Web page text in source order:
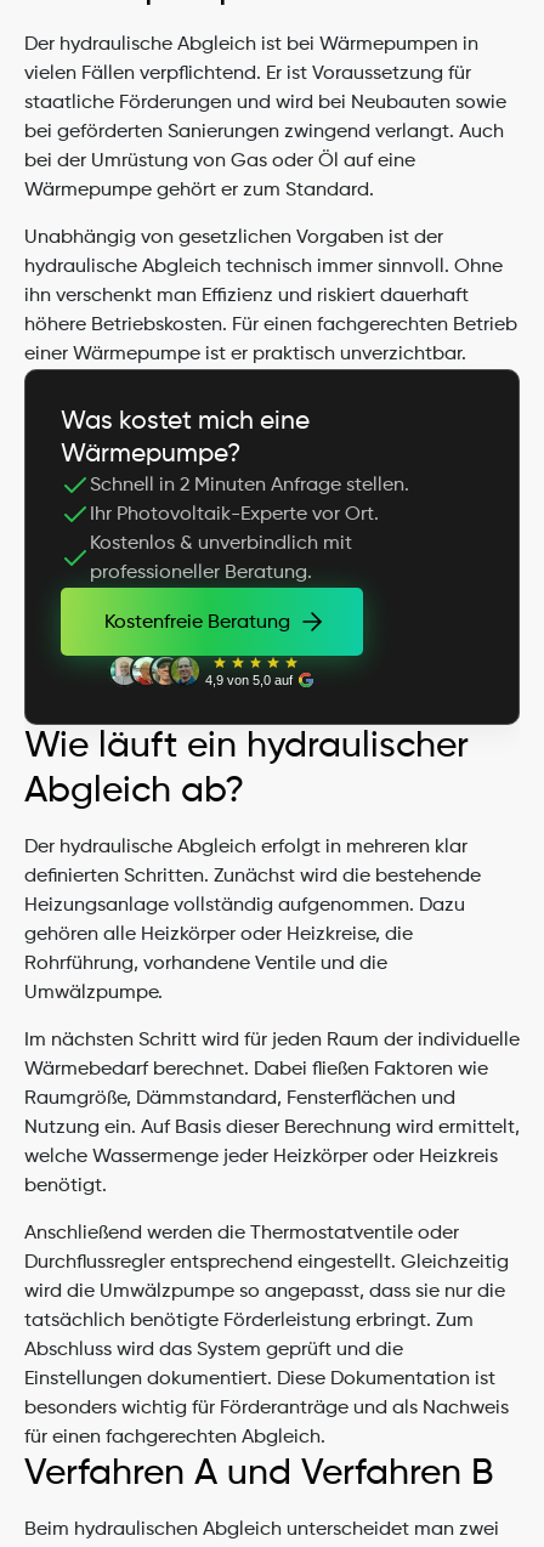
Der hydraulische Abgleich ist bei Wärmepumpen in
vielen Fällen verpflichtend. Er ist Voraussetzung für
staatliche Förderungen und wird bei Neubauten sowie
bei geförderten Sanierungen zwingend verlangt. Auch
bei der Umrüstung von Gas oder Öl auf eine
Wärmepumpe gehört er zum Standard.
Unabhängig von gesetzlichen Vorgaben ist der
hydraulische Abgleich technisch immer sinnvoll. Ohne
ihn verschenkt man Effizienz und riskiert dauerhaft
höhere Betriebskosten. Für einen fachgerechten Betrieb
einer Wärmepumpe ist er praktisch unverzichtbar.
Was kostet mich eine
Wärmepumpe?
Schnell in 2 Minuten Anfrage stellen.
Ihr Photovoltaik-Experte vor Ort.
Kostenlos & unverbindlich mit
professioneller Beratung.
Kostenfreie Beratung
4,9 von 5,0 auf
Wie läuft ein hydraulischer
Abgleich ab?
Der hydraulische Abgleich erfolgt in mehreren klar
definierten Schritten. Zunächst wird die bestehende
Heizungsanlage vollständig aufgenommen. Dazu
gehören alle Heizkörper oder Heizkreise, die
Rohrführung, vorhandene Ventile und die
Umwälzpumpe.
Im nächsten Schritt wird für jeden Raum der individuelle
Wärmebedarf berechnet. Dabei fließen Faktoren wie
Raumgröße, Dämmstandard, Fensterflächen und
Nutzung ein. Auf Basis dieser Berechnung wird ermittelt,
welche Wassermenge jeder Heizkörper oder Heizkreis
benötigt.
Anschließend werden die Thermostatventile oder
Durchflussregler entsprechend eingestellt. Gleichzeitig
wird die Umwälzpumpe so angepasst, dass sie nur die
tatsächlich benötigte Förderleistung erbringt. Zum
Abschluss wird das System geprüft und die
Einstellungen dokumentiert. Diese Dokumentation ist
besonders wichtig für Förderanträge und als Nachweis
für einen fachgerechten Abgleich.
Verfahren A und Verfahren B
Beim hydraulischen Abgleich unterscheidet man zwei